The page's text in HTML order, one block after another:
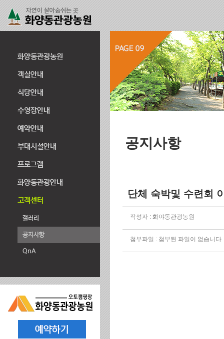
공지사항
단체 숙박및 수련회
작성자 : 화야동관광농원
첨부파일 : 첨부된 파일이 없습니다